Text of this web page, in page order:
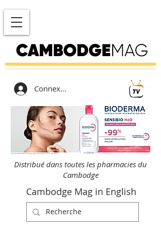
Connexion
Distribué dans toutes les pharmacies du
Cambodge
Cambodge Mag in English